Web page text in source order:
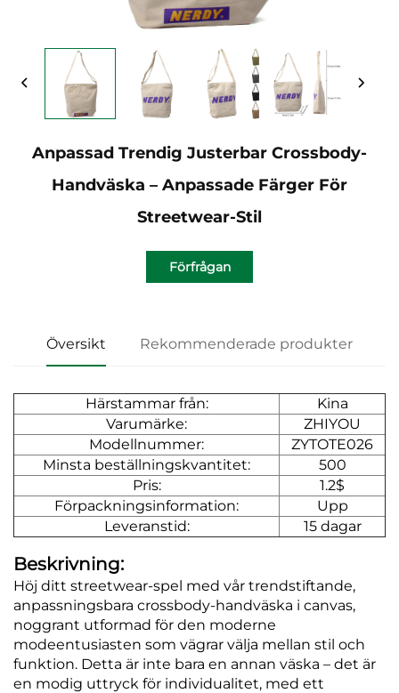
Anpassad Trendig Justerbar Crossbody-
Handväska – Anpassade Färger För
Streetwear-Stil
Förfrågan
Översikt Rekommenderade produkter
Härstammar från:
Kina
Varumärke:
ZHIYOU
Modellnummer:
ZYTOTE026
Minsta beställningskvantitet:
500
Pris:
1.2$
Förpackningsinformation:
Upp
Leveranstid:
15 dagar
Beskrivning:
Höj ditt streetwear-spel med vår trendstiftande,
anpassningsbara crossbody-handväska i canvas,
noggrant utformad för den moderne
modeentusiasten som vägrar välja mellan stil och
funktion. Detta är inte bara en annan väska – det är
en modig uttryck för individualitet, med ett